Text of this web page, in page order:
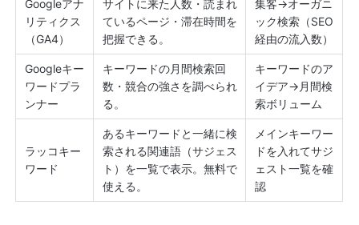
Googleアナ
リティクス
（GA4）
サイトに来た人数・読まれ
ているページ・滞在時間を
把握できる。
集客→オーガニ
ック検索（SEO
経由の流入数）
Googleキー
ワードプラ
ンナー
キーワードの月間検索回
数・競合の強さを調べられ
る。
キーワードのア
イデア→月間検
索ボリューム
ラッコキー
ワード
あるキーワードと一緒に検
索される関連語（サジェス
ト）を一覧で表示。無料で
使える。
メインキーワー
ドを入れてサジ
ェスト一覧を確
認